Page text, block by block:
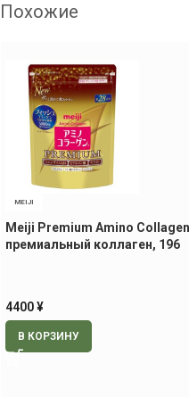
Похожие
MEIJI
Meiji Premium Amino Collagen
премиальный коллаген, 196
4400¥
В КОРЗИНУ